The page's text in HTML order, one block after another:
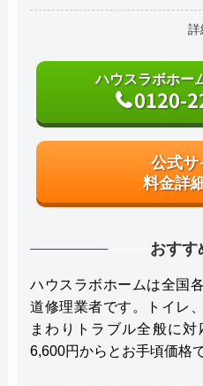
詳
ハウスラボホー
0120-
公式サ
料金詳
おすす
ハウスラボホームは全国
道修理業者です。トイレ
まわりトラブル全般に
6,600円からとお手頃価格